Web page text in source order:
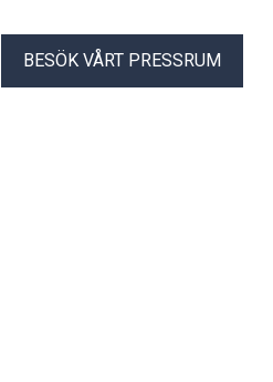
BESÖK VÅRT PRESSRUM